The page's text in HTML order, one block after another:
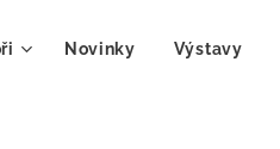
Novinky Výstavy